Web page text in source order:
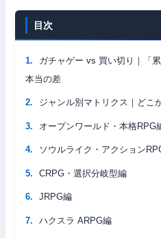
目次
ガチャゲー vs 買い切り｜「
本当の差
ジャンル別マトリクス｜どこ
オープンワールド・本格RPG
ソウルライク・アクション
CRPG・選択分岐型編
JRPG編
ハクスラ ARPG編